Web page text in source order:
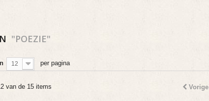
"POEZIE"
12 per pagina
Vorige
van de 15 items